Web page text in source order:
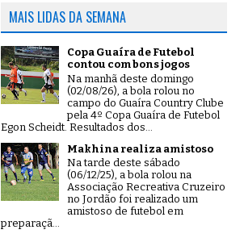
MAIS LIDAS DA SEMANA
Copa Guaíra de Futebol
contou com bons jogos
Na manhã deste domingo
(02/08/26), a bola rolou no
campo do Guaíra Country Clube
pela 4º Copa Guaíra de Futebol
Egon Scheidt. Resultados dos...
Makhina realiza amistoso
Na tarde deste sábado
(06/12/25), a bola rolou na
Associação Recreativa Cruzeiro
no Jordão foi realizado um
amistoso de futebol em
preparaçã...